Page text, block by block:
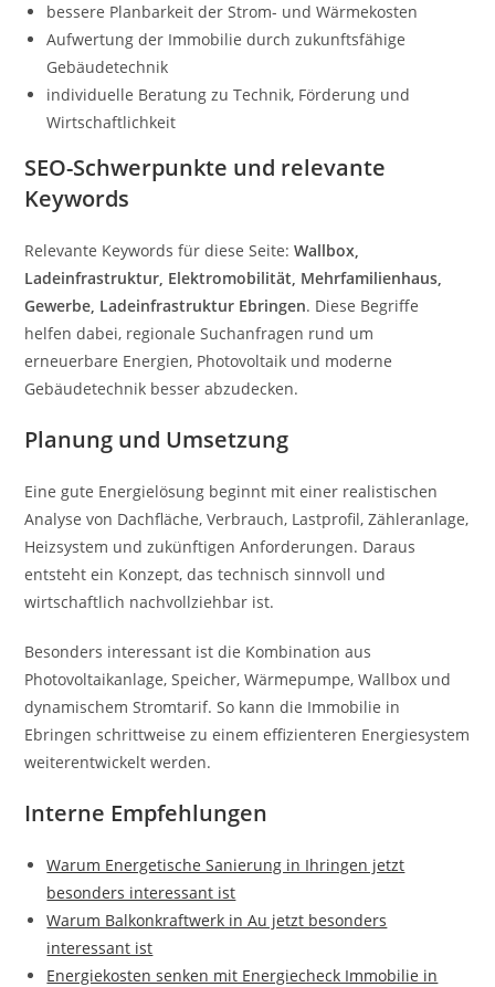
bessere Planbarkeit der Strom- und Wärmekosten
Aufwertung der Immobilie durch zukunftsfähige
Gebäudetechnik
individuelle Beratung zu Technik, Förderung und
Wirtschaftlichkeit
SEO-Schwerpunkte und relevante
Keywords
Relevante Keywords für diese Seite:Wallbox,
Ladeinfrastruktur, Elektromobilität, Mehrfamilienhaus,
Gewerbe, Ladeinfrastruktur Ebringen. Diese Begriffe
helfen dabei, regionale Suchanfragen rund um
erneuerbare Energien, Photovoltaik und moderne
Gebäudetechnik besser abzudecken.
Planung und Umsetzung
Eine gute Energielösung beginnt mit einer realistischen
Analyse von Dachfläche, Verbrauch, Lastprofil, Zähleranlage,
Heizsystem und zukünftigen Anforderungen. Daraus
entsteht ein Konzept, das technisch sinnvoll und
wirtschaftlich nachvollziehbar ist.
Besonders interessant ist die Kombination aus
Photovoltaikanlage, Speicher, Wärmepumpe, Wallbox und
dynamischem Stromtarif. So kann die Immobilie in
Ebringen schrittweise zu einem effizienteren Energiesystem
weiterentwickelt werden.
Interne Empfehlungen
Warum Energetische Sanierung in Ihringen jetzt
besonders interessant ist
Warum Balkonkraftwerk in Au jetzt besonders
interessant ist
Energiekosten senken mit Energiecheck Immobilie in